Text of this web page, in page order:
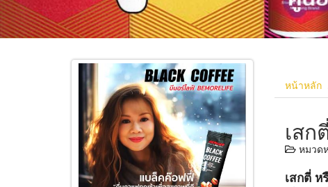
หน้าหลัก
เสก
หมวด
เสกตี่ ห